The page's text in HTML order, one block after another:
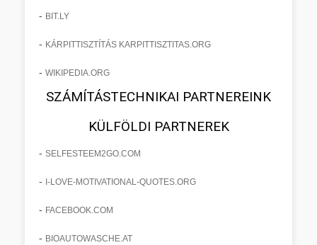
- BIT.LY
- KÁRPITTISZTÍTÁS KARPITTISZTITAS.ORG
- WIKIPEDIA.ORG
SZÁMÍTÁSTECHNIKAI PARTNEREINK
KÜLFÖLDI PARTNEREK
- SELFESTEEM2GO.COM
- I-LOVE-MOTIVATIONAL-QUOTES.ORG
- FACEBOOK.COM
- BIOAUTOWASCHE.AT